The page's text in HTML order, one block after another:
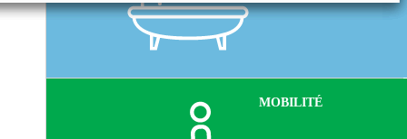
MOBILITÉ